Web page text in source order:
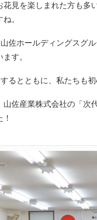
花見を楽しまれた方も多
。
山佐ホールディングスグ
す。
するとともに、私たちも
山佐産業株式会社の「次